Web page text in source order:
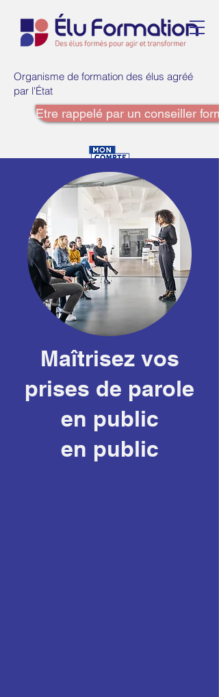
Organisme de formation des élus agréé
par l'État
Etre rappelé par un conseiller
Maîtrisez vos
prises de parole
en public
en public